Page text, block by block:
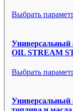
Выбрать
Универсальный
OIL STREAM
Выбрать